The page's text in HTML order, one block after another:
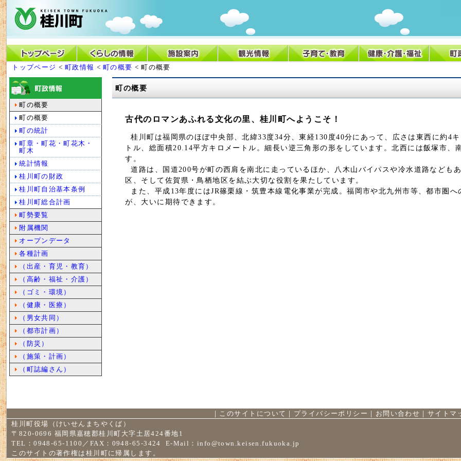
トップページ <町政情報 <町の概要 < 町の概要
町の概要
古代のロマンあふれる文化の里、桂川町へようこそ！
桂川町は福岡県のほぼ中央部、北緯33度34分、東経130度40分にあって、広さは東西に約4
トル、総面積20.14平方キロメートル。細長い逆三角形の形をしています。北西には飯塚市、
す。
道路は、国道200号が町の西肩を南北に走っているほか、八木山バイパスや冷水道路なども
区、そして佐賀県・鳥栖地区を結ぶ大切な役割を果たしています。
また、平成13年度にはJR篠栗線・筑豊本線電化事業が完成。福岡市や北九州市等、都市圏
が、大いに期待できます。
町の概要
町の概要
町の統計
町章・町花・町花木・
町木
統計情報
桂川町の財政
桂川町自治基本条例
桂川町総合計画
町勢要覧
附属機関
オープンデータ
各種計画
（出産・育児・教育）
（高齢・福祉・介護）
（ゴミ・環境）
（健康・医療）
（男女共同）
（都市計画）
（防災）
（施策・計画）
（町誌編さん）
｜ このサイトについて ｜ プライバシーポリシー ｜ お問い合わせ ｜ サイトマ
桂川町役場（けいせんまちやくば）
〒820-0696 福岡県嘉穂郡桂川町大字土居424番地1
TEL：0948-65-1100／FAX：0948-65-3424 E-Mail： info@town.keisen.fukuoka.jp
このサイトの著作権は桂川町に帰属します。